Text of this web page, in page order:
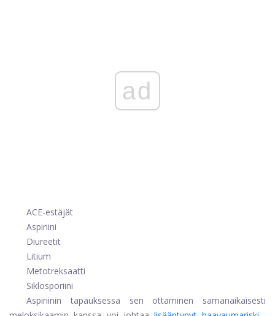
ad
ACE-estäjät
Aspiriini
Diureetit
Litium
Metotreksaatti
Siklosporiini
Aspiriinin tapauksessa sen ottaminen samanaikaisesti